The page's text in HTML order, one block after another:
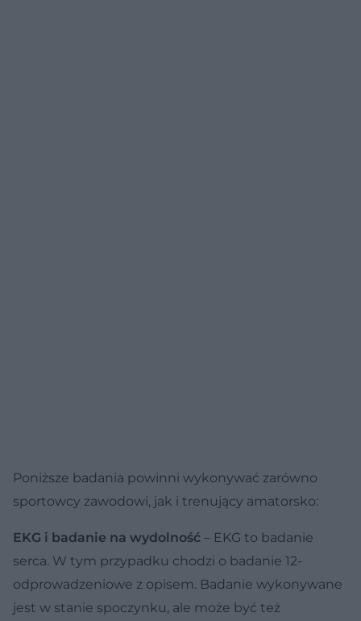
Poniższe badania powinni wykonywać zarówno
sportowcy zawodowi, jak i trenujący amatorsko:
EKG i badanie na wydolność – EKG to badanie
serca. W tym przypadku chodzi o badanie 12-
odprowadzeniowe z opisem. Badanie wykonywane
jest w stanie spoczynku, ale może być też